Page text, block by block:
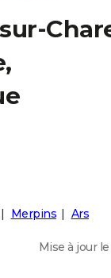
Merpins Ars
Mise à jour